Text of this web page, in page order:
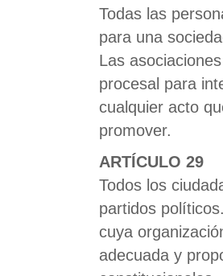
Todas las
para una
Las
procesal para
cualquier acto
promover.
ARTÍCULO 29
Todos los
partidos
cuya
adecuada y